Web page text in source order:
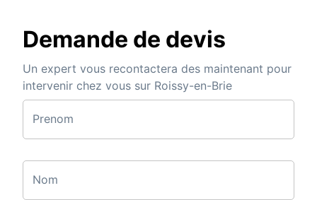
Demande de devis
Un expert vous recontactera des maintenant pour
intervenir chez vous sur Roissy-en-Brie
Prenom
Nom